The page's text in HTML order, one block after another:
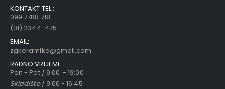
KONTAKT TEL.:
099 7788 718
(01) 2344-475
EMAIL:
zgkeramika@gmail.com
RADNO VRIJEME:
Pon - Pet / 9:00 - 19:00
Skladište/ 9:00 - 16:45